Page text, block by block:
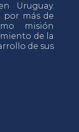
Uruguay.
por más de
misión
de la
de sus